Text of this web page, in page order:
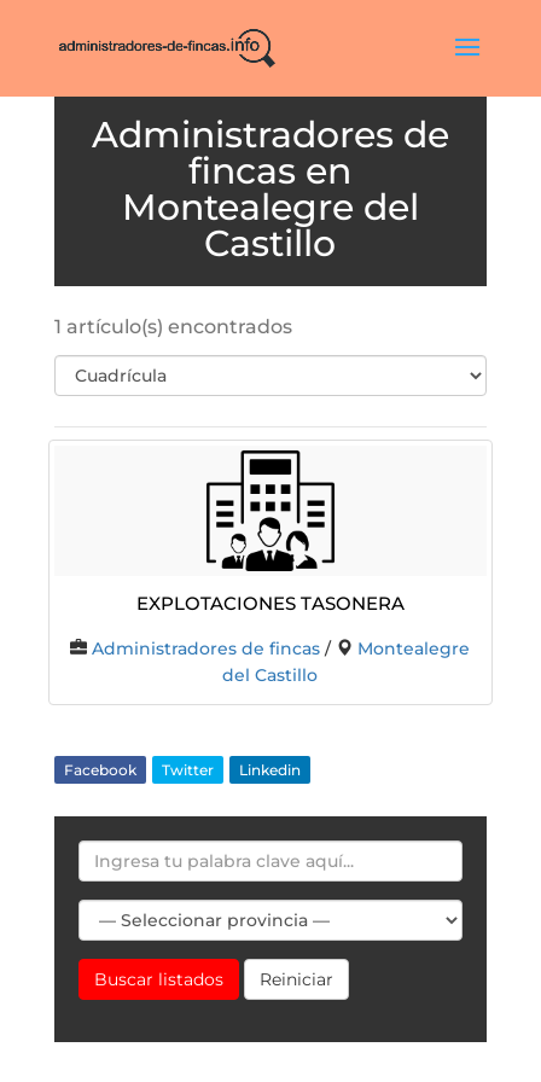
Montealegre del
Castillo
1 artículo(s) encontrados
Explotaciones Tasonera
Administradores de fincas /
Montealegre
del Castillo
Facebook Twitter Linkedin
Buscar listados Reiniciar